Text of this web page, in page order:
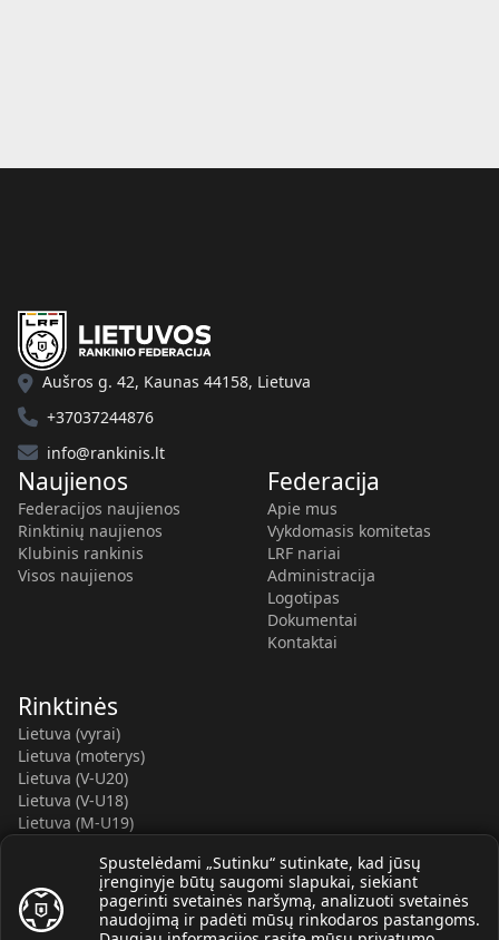
Spustelėdami „Sutinku“ sutinkate, kad jūsų
įrenginyje būtų saugomi slapukai, siekiant
pagerinti svetainės naršymą, analizuoti svetainės
naudojimą ir padėti mūsų rinkodaros pastangoms.
Aušros g. 42, Kaunas 44158, Lietuva
+37037244876
info@rankinis.lt
Naujienos
Federacijos naujienos
Rinktinių naujienos
Klubinis rankinis
Visos naujienos
Federacija
Apie mus
Vykdomasis komitetas
LRF nariai
Administracija
Logotipas
Dokumentai
Kontaktai
Rinktinės
Lietuva (vyrai)
Lietuva (moterys)
Lietuva (V-U20)
Lietuva (V-U18)
Lietuva (M-U19)
Lietuva (M-U16)